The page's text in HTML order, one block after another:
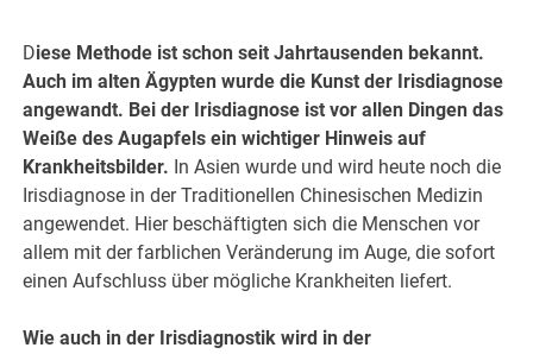
Diese Methode ist schon seit Jahrtausenden bekannt.
Auch im alten Ägypten wurde die Kunst der Irisdiagnose
angewandt. Bei der Irisdiagnose ist vor allen Dingen das
Weiße des Augapfels ein wichtiger Hinweis auf
Krankheitsbilder. In Asien wurde und wird heute noch die
Irisdiagnose in der Traditionellen Chinesischen Medizin
angewendet. Hier beschäftigten sich die Menschen vor
allem mit der farblichen Veränderung im Auge, die sofort
einen Aufschluss über mögliche Krankheiten liefert.
Wie auch in der Irisdiagnostik wird in der